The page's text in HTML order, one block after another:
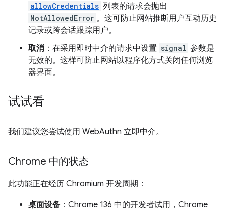
allowCredentials 列表的请求会抛出
NotAllowedError 。这可防止网站推断用户互动历史
记录或跨会话跟踪用户。
取消 ：在采用即时中介的请求中设置 signal 参数是
无效的。这样可防止网站以程序化方式关闭任何浏览
器界面。
试试看
我们建议您尝试使用 WebAuthn 立即中介。
Chrome 中的状态
此功能正在经历 Chromium 开发周期：
桌面设备 ：Chrome 136 中的开发者试用，Chrome